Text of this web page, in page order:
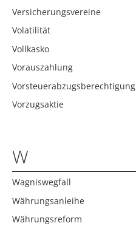
Versicherungsvereine
Volatilität
Vollkasko
Vorauszahlung
Vorsteuerabzugsberechtigung
Vorzugsaktie
W
Wagniswegfall
Währungsanleihe
Währungsreform